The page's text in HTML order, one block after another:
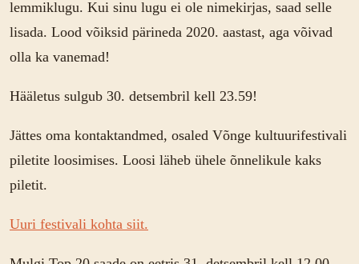
lemmiklugu. Kui sinu lugu ei ole nimekirjas, saad selle
lisada. Lood võiksid pärineda 2020. aastast, aga võivad
olla ka vanemad!
Hääletus sulgub 30. detsembril kell 23.59!
Jättes oma kontaktandmed, osaled Võnge kultuurifestivali
piletite loosimises. Loosi läheb ühele õnnelikule kaks
piletit.
Uuri festivali kohta siit.